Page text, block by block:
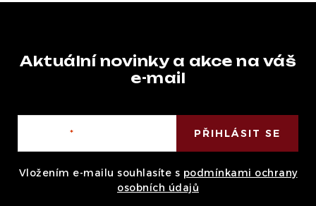
Aktuální novinky a akce na váš
e-mail
Vložením e-mailu souhlasíte s podmínkami ochrany
osobních údajů
PŘIHLÁSIT SE